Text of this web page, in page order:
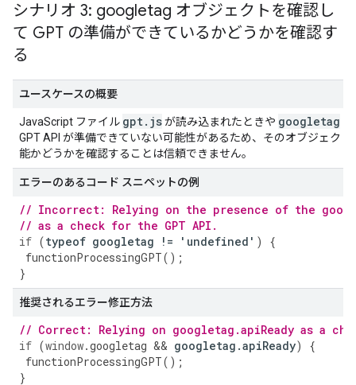
シナリオ 3: googletag オブジェクトを確認し
て GPT の準備ができているかどうかを確認す
る
ユースケースの概要
JavaScript ファイル gpt. jsが読み込まれたときや googletag
GPT API が準備できていない可能性があるため、そのオブジェク
能かどうかを確認することは信頼できません。
エラーのあるコード スニペットの例
// Incorrect: Relying on the presence of the
// as a check for the GPT API.
if (typeof googletag != ' undefined ' )
{
functionProcessingGPT();
}
推奨されるエラー修正方法
// Correct: Relying on googletag.apiReady as a
if (window.googletag && googletag .apiReady)
{
functionProcessingGPT();
}